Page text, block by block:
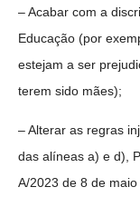
– Acabar com a
Educação (por
estejam a ser
terem sido mães);
– Alterar as regras
das alíneas a) e d),
A/2023 de 8 de